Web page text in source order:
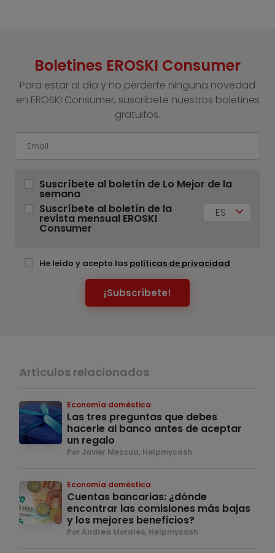
Boletines EROSKI Consumer
Para estar al día y no perderte ninguna novedad
en EROSKI Consumer, suscríbete nuestros boletines
gratuitos.
Suscríbete al boletín de Lo Mejor de la
semana
Suscríbete al boletín de la
revista mensual EROSKI
Consumer
ES
He leído y acepto las políticas de privacidad
¡Subscríbete!
Artículos relacionados
Economía doméstica
Las tres preguntas que debes
hacerle al banco antes de aceptar
un regalo
Por Javier Mezcua, Helpmycash
Economía doméstica
Cuentas bancarias: ¿dónde
encontrar las comisiones más bajas
y los mejores beneficios?
Por Andrea Morales, Helpmycash